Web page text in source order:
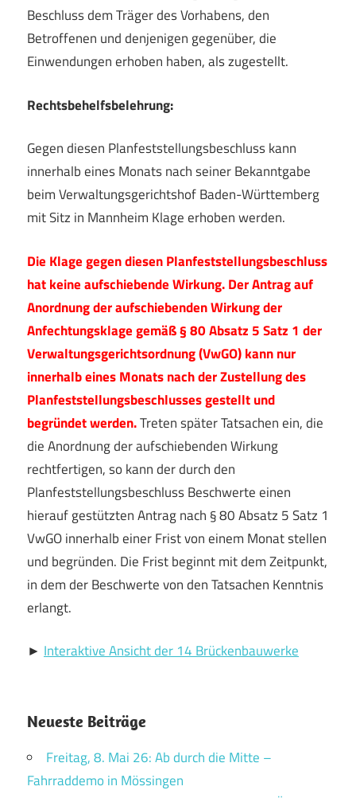
Beschluss dem Träger des Vorhabens, den
Betroffenen und denjenigen gegenüber, die
Einwendungen erhoben haben, als zugestellt.
Rechtsbehelfsbelehrung:
Gegen diesen Planfeststellungsbeschluss kann
innerhalb eines Monats nach seiner Bekanntgabe
beim Verwaltungsgerichtshof Baden-Württemberg
mit Sitz in Mannheim Klage erhoben werden.
Die Klage gegen diesen Planfeststellungsbeschluss
hat keine aufschiebende Wirkung. Der Antrag auf
Anordnung der aufschiebenden Wirkung der
Anfechtungsklage gemäß § 80 Absatz 5 Satz 1 der
Verwaltungsgerichtsordnung (VwGO) kann nur
innerhalb eines Monats nach der Zustellung des
Planfeststellungsbeschlusses gestellt und
begründet werden.Treten später Tatsachen ein, die
die Anordnung der aufschiebenden Wirkung
rechtfertigen, so kann der durch den
Planfeststellungsbeschluss Beschwerte einen
hierauf gestützten Antrag nach § 80 Absatz 5 Satz 1
VwGO innerhalb einer Frist von einem Monat stellen
und begründen. Die Frist beginnt mit dem Zeitpunkt,
in dem der Beschwerte von den Tatsachen Kenntnis
erlangt.
► Interaktive Ansicht der 14 Brückenbauwerke
Neueste Beiträge
Freitag, 8. Mai 26: Ab durch die Mitte –
Fahrraddemo in Mössingen